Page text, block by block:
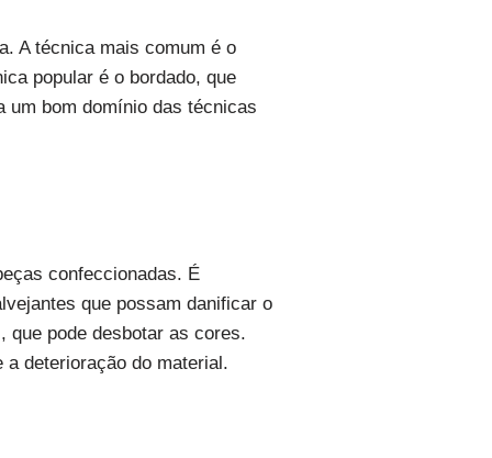
A técnica mais comum é o
popular é o bordado, que
um bom domínio das técnicas
confeccionadas. É
que possam danificar o
que pode desbotar as cores.
deterioração do material.